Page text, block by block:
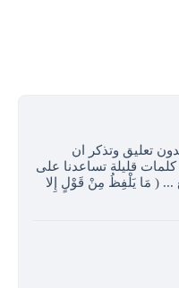
تعليق وتذكر ان
كلمات قليلة تساعدنا على
... ( مَا يَلْفِظُ مِنْ قَوْلٍ إِلا